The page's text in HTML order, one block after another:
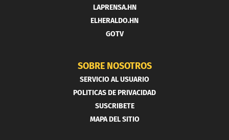
LAPRENSA.HN
ELHERALDO.HN
GOTV
SOBRE NOSOTROS
SERVICIO AL USUARIO
POLITICAS DE PRIVACIDAD
SUSCRIBETE
MAPA DEL SITIO